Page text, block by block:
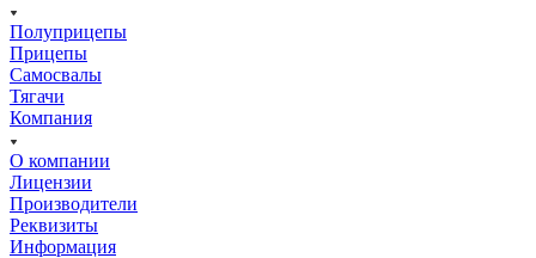
Полуприцепы
Прицепы
Самосвалы
Тягачи
Компания
О компании
Лицензии
Производители
Реквизиты
Информация